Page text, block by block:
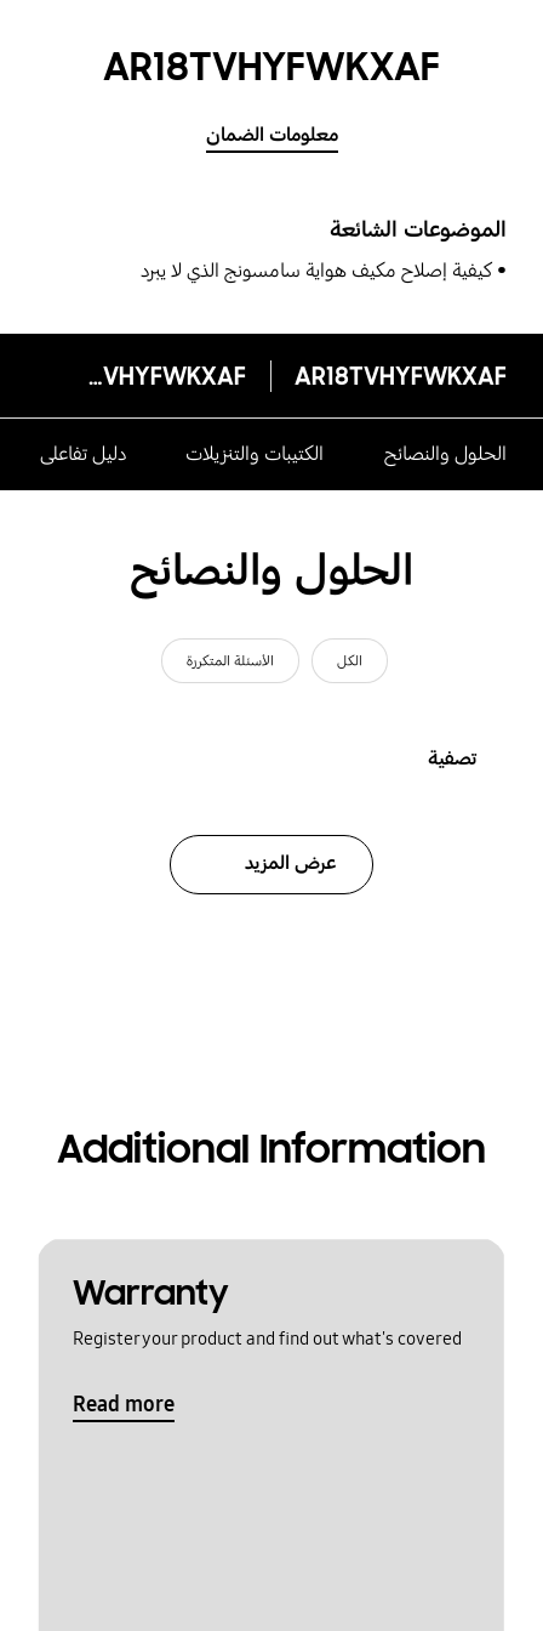
AR18TVHYFWKXAF
معلومات الضمان
الموضوعات الشائعة
كيفية إصلاح مكيف هواية سامسونج الذي لا يبرد
AR18TVHYFWKXAF
AR18TVHYFWKXAF
الحلول والنصائح الكتيبات والتنزيلات دليل تفاعلى
الحلول والنصائح
الكل الأسئلة المتكررة
تصفية
عرض المزيد
Additional Information
Warranty
Register your product and find out what's covered
Read more